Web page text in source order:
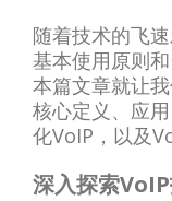
随着技术的飞
基本使用原则
本篇文章就让
核心定义、应
化VoIP，以及
深入探索